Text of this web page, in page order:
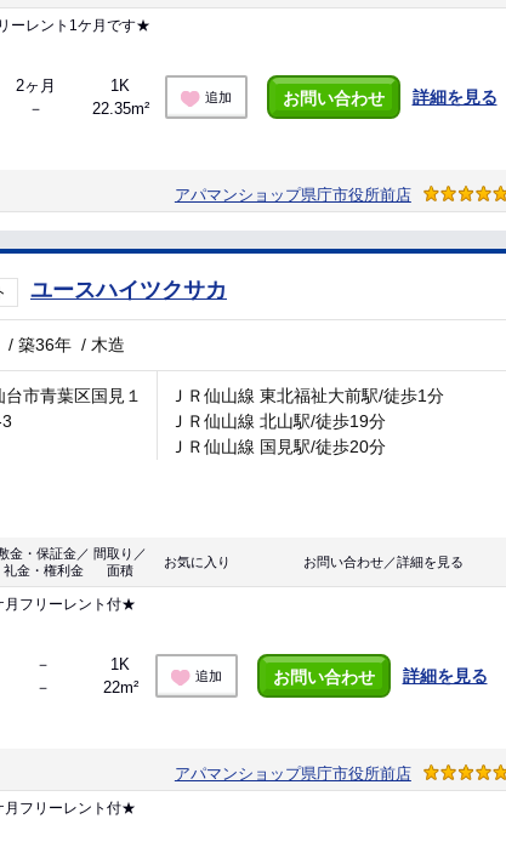
ーレント1ケ月です★
2ヶ月
－
1K
22.35m²
追加 お問い合わせ 詳細を見る
アパマンショップ県庁市役所前店
ユースハイツクサカ
/築36年 / 木造
市青葉区国見１
ＪＲ仙山線 東北福祉大前駅/徒歩1分
ＪＲ仙山線 北山駅/徒歩19分
ＪＲ仙山線 国見駅/徒歩20分
金・保証金／
礼金・権利金
間取り／
面積
お気に入り お問い合わせ／詳細を見る
月フリーレント付★
－
－
1K
22m²
追加 お問い合わせ 詳細を見る
アパマンショップ県庁市役所前店
月フリーレント付★